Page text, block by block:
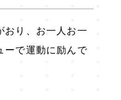
おり、お一人お一
ーで運動に励んで